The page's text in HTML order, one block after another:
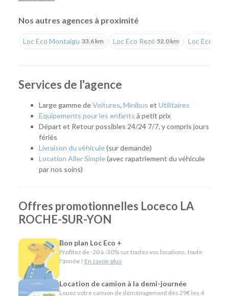
de proximité reconnu.
Une agence pour tous vos projets
vous ayez besoin de remplacer temporairement votre
véhicule, notre agence vous accompagne avec une solution
adaptée. Facilement accessible, elle dessert La Roche-sur-
Yon, mais aussi l'ensemble de la Vendée grâce à une offre de
véhicules répondant aux besoins des particuliers, des
artisans et des entreprises.
Quel véhicule choisir ?
Citadines et compactes pour les déplacements du
quotidien.
les longs trajets.
Minibus pour voyager en groupe.
Utilitaires de différentes capacités pour les
déménagements, les travaux ou le transport de
matériel.
Véhicules spécifiques, comme les camions
Nos autres agences à proximité
Loc Eco Montaigu 33,6 km Loc Eco Rezé 52,0 km Loc Eco
Services de l'agence
Large gamme deVoitures, Minibus et Utilitaires
Equipements pour les enfants à petit prix
Départ et Retour possibles 24/24 7/7, y compris jours
fériés
Livraison du véhicule(sur demande)
Location Aller Simple(avec rapatriement du véhicule
par nos soins)
Offres promotionnelles Loceco LA
ROCHE-SUR-YON
Bon plan Loc Eco +
Profitez de -20 à -30% sur toutes vos locations, toute
l'année ! En savoir plus
Location de camion à la demi-journée
Louez votre camion de déménagement dès 29€ les 4